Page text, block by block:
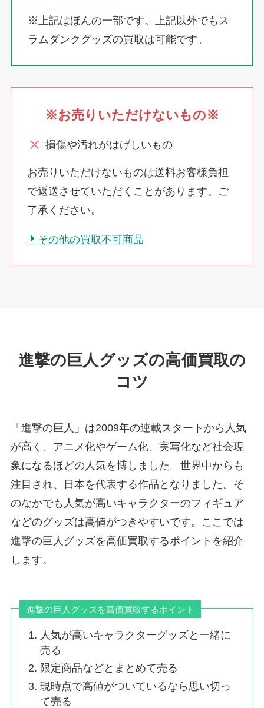
※上記はほんの一部です。上記以外でもス
ラムダンクグッズの買取は可能です。
※お売りいただけないもの※
損傷や汚れがはげしいもの
お売りいただけないものは送料お客様負担
で返送させていただくことがあります。ご
了承ください。
その他の買取不可商品
進撃の巨人グッズの高価買取の
コツ
「進撃の巨人」は2009年の連載スタートから人気
が高く、アニメ化やゲーム化、実写化など社会現
象になるほどの人気を博しました。世界中からも
注目され、日本を代表する作品となりました。そ
のなかでも人気が高いキャラクターのフィギュア
などのグッズは高値がつきやすいです。ここでは
進撃の巨人グッズを高価買取するポイントを紹介
します。
進撃の巨人グッズを高価買取するポイント
人気が高いキャラクターグッズと一緒に
売る
限定商品などとまとめて売る
現時点で高値がついているなら思い切っ
て売る